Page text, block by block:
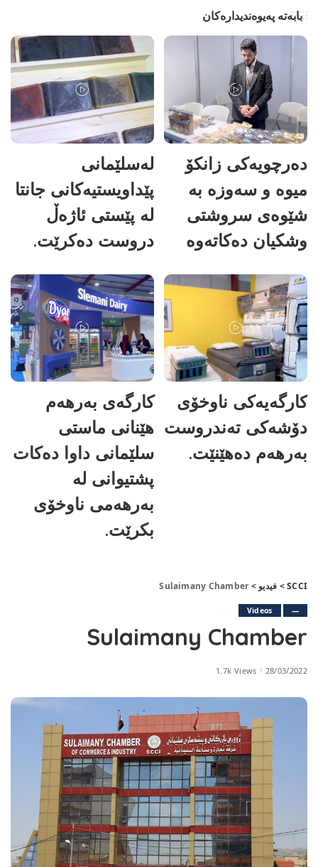
بابەتە پەیوەندیدارەکان
دەرچویەکی زانکۆ
میوە و سەوزە بە
شێوەی سروشتی
وشکیان دەکاتەوە
لەسلێمانی
پێداویستیەکانی جانتا
لە پێستی ئاژەڵ
دروست دەکرێت.
کارگەیەکی ناوخۆی
دۆشەکی تەندروست
بەرهەم دەهێنێت.
کارگەی بەرهەم
هێنانی ماستی
سلێمانی داوا دەکات
پشتیوانی لە
بەرهەمی ناوخۆی
بکرێت.
SCCI
> فيديو >
Sulaimany Chamber
—
Videos
Sulaimany Chamber
28/03/2022
1.7k Views